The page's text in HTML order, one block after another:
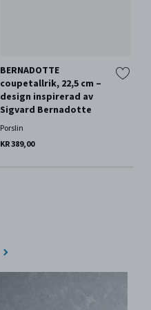
BERNADOTTE
coupetallrik, 22,5 cm –
design inspirerad av
Sigvard Bernadotte
Porslin
KR 389,00